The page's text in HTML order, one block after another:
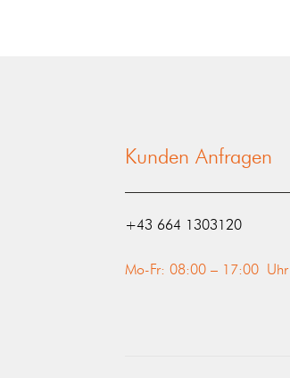
Kunden Anfragen
‭+43 664 1303120‬
Mo-Fr: 08:00 – 17:00 Uhr